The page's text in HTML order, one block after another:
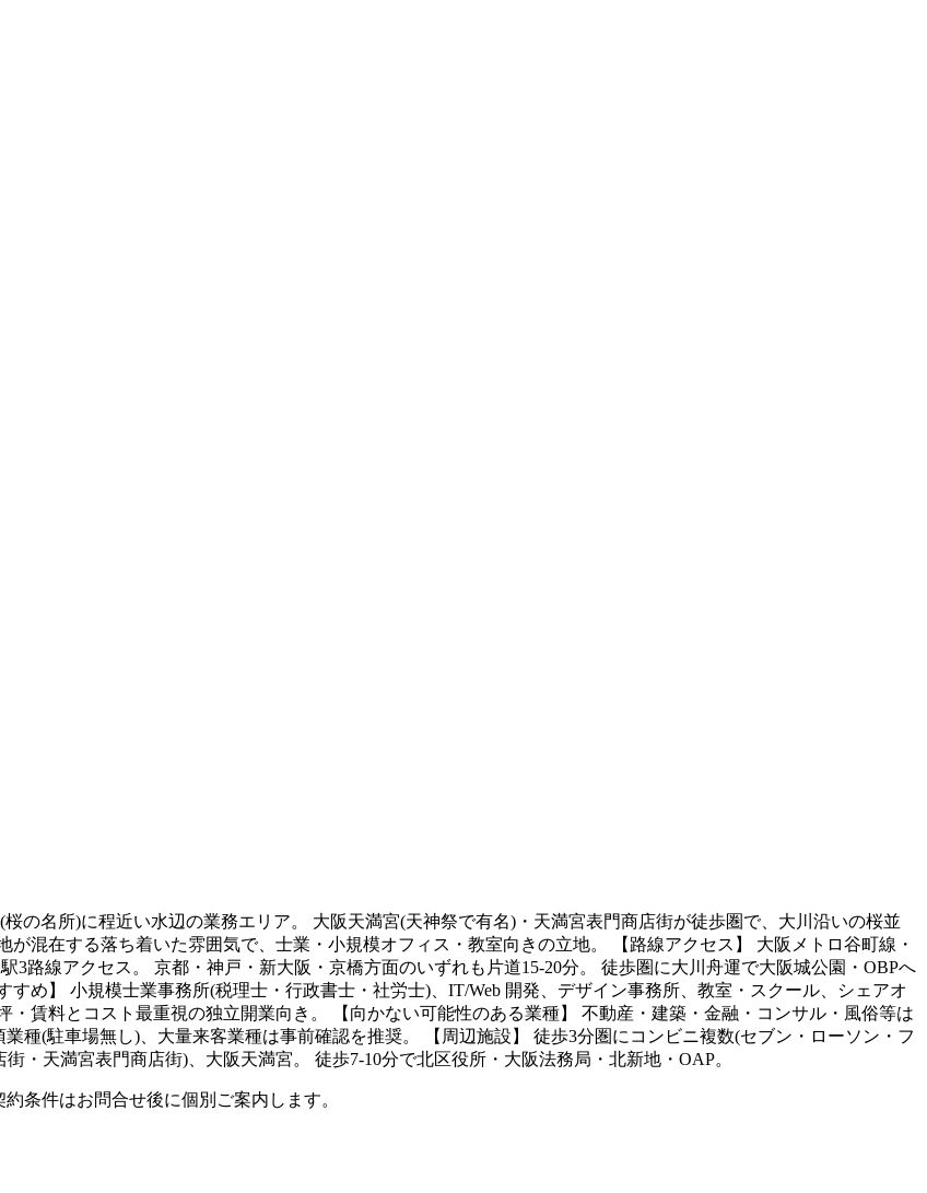
の名所)に程近い水辺の業務エリア。 大阪天満宮(天神祭で有名)・天満宮表門商店街が徒歩圏で、大川沿いの桜並
混在する落ち着いた雰囲気で、士業・小規模オフィス・教室向きの立地。 【路線アクセス】 大阪メトロ谷町線・
3路線アクセス。 京都・神戸・新大阪・京橋方面のいずれも片道15-20分。 徒歩圏に大川舟運で大阪城公園・OBPへ
め】 小規模士業事務所(税理士・行政書士・社労士)、IT/Web 開発、デザイン事務所、教室・スクール、シェアオ
賃料とコスト最重視の独立開業向き。 【向かない可能性のある業種】 不動産・建築・金融・コンサル・風俗等は
種(駐車場無し)、大量来客業種は事前確認を推奨。 【周辺施設】 徒歩3分圏にコンビニ複数(セブン・ローソン・フ
・天満宮表門商店街)、大阪天満宮。 徒歩7-10分で北区役所・大阪法務局・北新地・OAP。
条件はお問合せ後に個別ご案内します。